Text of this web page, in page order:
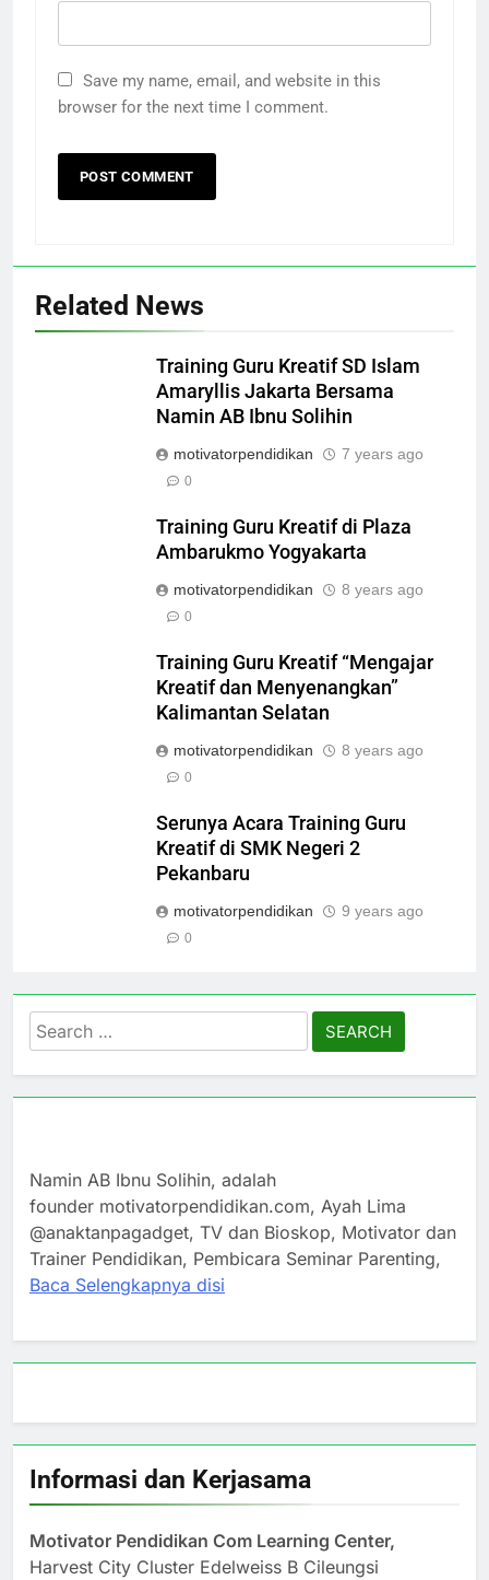
Save my name, email, and website in this
browser for the next time I comment.
Related News
Training Guru Kreatif SD Islam
Amaryllis Jakarta Bersama
Namin AB Ibnu Solihin
motivatorpendidikan 7 years ago
0
Training Guru Kreatif di Plaza
Ambarukmo Yogyakarta
motivatorpendidikan 8 years ago
0
Training Guru Kreatif “Mengajar
Kreatif dan Menyenangkan”
Kalimantan Selatan
motivatorpendidikan 8 years ago
0
Serunya Acara Training Guru
Kreatif di SMK Negeri 2
Pekanbaru
motivatorpendidikan 9 years ago
0
Search
for:
Namin AB Ibnu Solihin, adalah
founder motivatorpendidikan.com, Ayah Lima
@anaktanpagadget, TV dan Bioskop, Motivator dan
Trainer Pendidikan, Pembicara Seminar Parenting,
Baca Selengkapnya disi
Informasi dan Kerjasama
Motivator Pendidikan Com Learning Center,
Harvest City Cluster Edelweiss B Cileungsi